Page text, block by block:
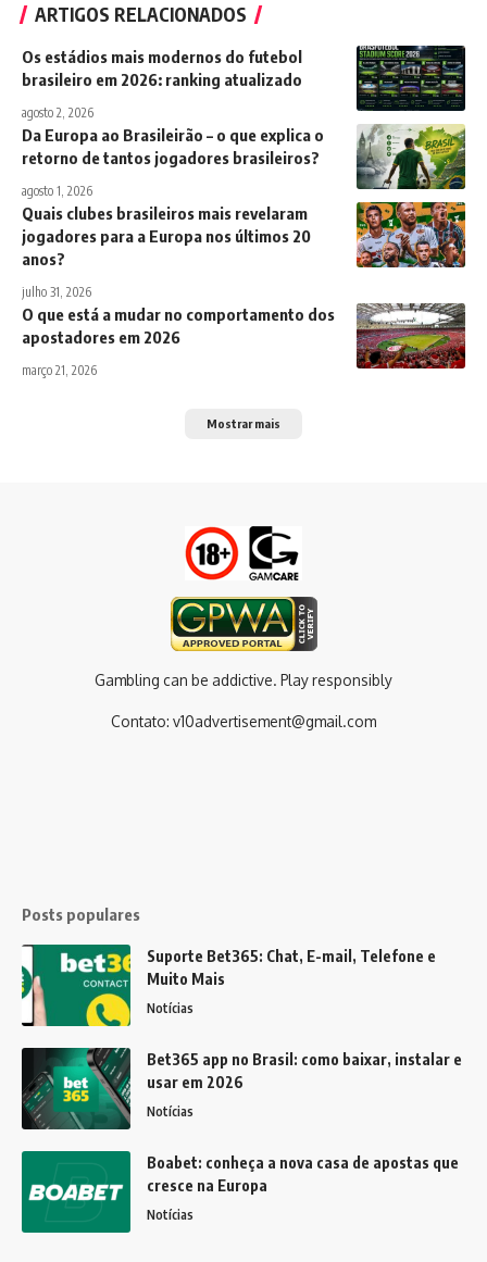
ARTIGOS RELACIONADOS
Os estádios mais modernos do futebol
brasileiro em 2026: ranking atualizado
agosto 2, 2026
Da Europa ao Brasileirão – o que explica o
retorno de tantos jogadores brasileiros?
agosto 1, 2026
Quais clubes brasileiros mais revelaram
jogadores para a Europa nos últimos 20
anos?
julho 31, 2026
O que está a mudar no comportamento dos
apostadores em 2026
março 21, 2026
Mostrar mais
Gambling can be addictive. Play responsibly
Contato: v10advertisement@gmail.com
Posts populares
Suporte Bet365: Chat, E-mail, Telefone e
Muito Mais
Notícias
Bet365 app no Brasil: como baixar, instalar e
usar em 2026
Notícias
Boabet: conheça a nova casa de apostas que
cresce na Europa
Notícias